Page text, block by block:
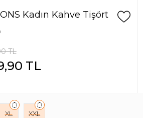
Kadın Kahve Tişört
TL
TL
XL XXL